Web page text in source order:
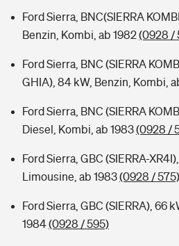
Ford Sierra, BNC(SIERRA
Benzin, Kombi, ab 1982(0928 /
Ford Sierra, BNC (SIERRA
GHIA), 84 kW, Benzin, Kombi,
Ford Sierra, BNC (SIERRA
Diesel, Kombi, ab 1983(0928 /
Ford Sierra, GBC (SIERRA-
Limousine, ab 1983(0928 / 575)
Ford Sierra, GBC (SIERRA), 66
1984(0928 / 595)